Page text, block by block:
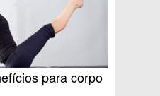
para corpo